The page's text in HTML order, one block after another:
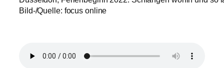
Bild-/Quelle: focus online